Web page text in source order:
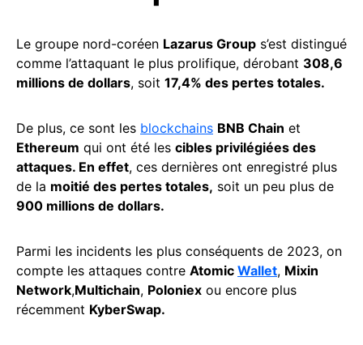
Le groupe nord-coréen Lazarus Group s’est distingué
comme l’attaquant le plus prolifique, dérobant 308,6
millions de dollars, soit 17,4% des pertes totales.
De plus, ce sont les blockchains BNB Chain et
Ethereum qui ont été les cibles privilégiées des
attaques. En effet, ces dernières ont enregistré plus
de la moitié des pertes totales, soit un peu plus de
900 millions de dollars.
Parmi les incidents les plus conséquents de 2023, on
compte les attaques contre Atomic Wallet, Mixin
Network,Multichain, Poloniex ou encore plus
récemment KyberSwap.